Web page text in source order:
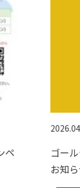
ペ
ゴー
お知